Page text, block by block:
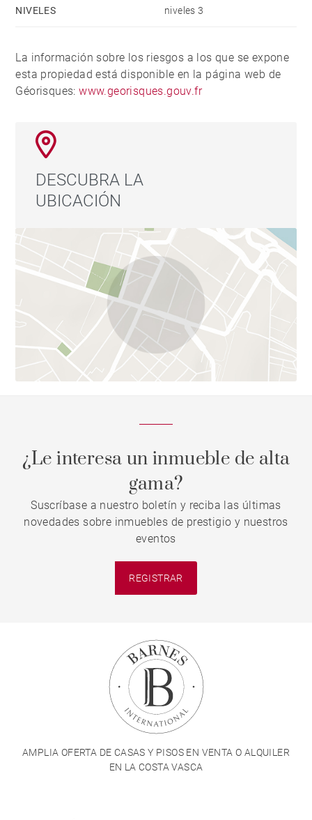
NIVELES niveles 3
La información sobre los riesgos a los que se expone
esta propiedad está disponible en la página web de
Géorisques:www.georisques.gouv.fr
DESCUBRA LA
UBICACIÓN
¿Le interesa un inmueble de alta
gama?
Suscríbase a nuestro boletín y reciba las últimas
novedades sobre inmuebles de prestigio y nuestros
eventos
REGISTRAR
AMPLIA OFERTA DE CASAS Y PISOS EN VENTA O ALQUILER
EN LA COSTA VASCA